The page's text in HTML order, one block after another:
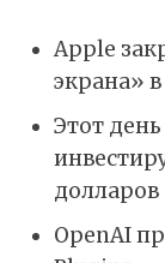
Apple
экрана» в
Этот
долларов
OpenAI